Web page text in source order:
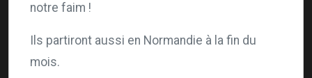
notre faim !
Ils partiront aussi en Normandie à la fin du
mois.